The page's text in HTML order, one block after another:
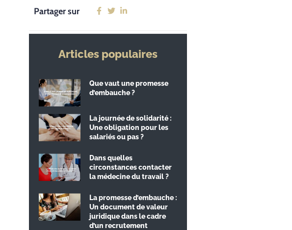
Partager sur
Articles populaires
Que vaut une promesse
d’embauche ?
La journée de solidarité :
Une obligation pour les
salariés ou pas ?
Dans quelles
circonstances contacter
la médecine du travail ?
La promesse d’embauche :
Un document de valeur
juridique dans le cadre
d’un recrutement